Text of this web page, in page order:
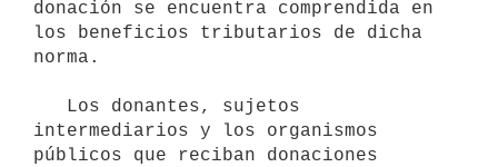
donación se encuentra comprendida en
los beneficios tributarios de dicha
norma.
intermediarios y los organismos
públicos que reciban donaciones